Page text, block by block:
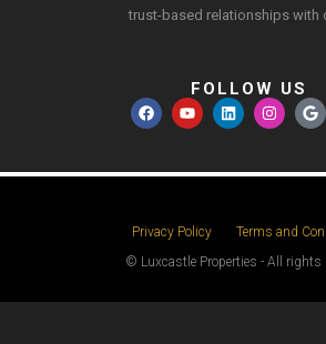
trust-based relationships with
FOLLOW US
Privacy Policy
Terms and
© Luxcastle Properties - All rights